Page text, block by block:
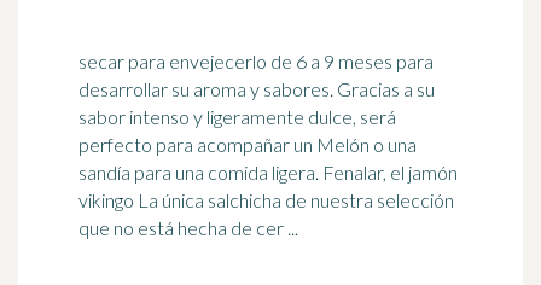
secar para envejecerlo de 6 a 9 meses para
desarrollar su aroma y sabores. Gracias a su
sabor intenso y ligeramente dulce, será
perfecto para acompañar un Melón o una
sandía para una comida ligera. Fenalar, el jamón
vikingo La única salchicha de nuestra selección
que no está hecha de cer ...